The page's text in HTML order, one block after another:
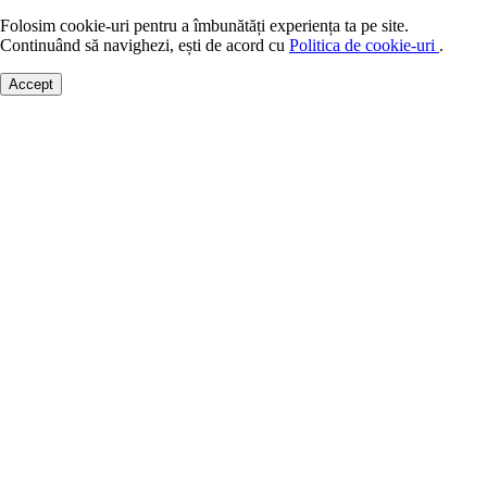
Folosim cookie-uri pentru a îmbunătăți experiența ta pe site.
Continuând să navighezi, ești de acord cu Politica de cookie-uri .
Accept